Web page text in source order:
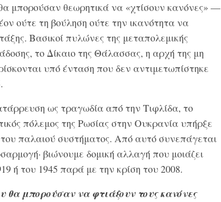
μπορούσαν θεωρητικά να «χτίσουν κανόνες» —
ούτε τη βούληση ούτε την ικανότητα να
Βασικοί πυλώνες της μεταπολεμικής
το Δίκαιο της Θάλασσας, η αρχή της μη
υπό ένταση που δεν αντιμετωπίστηκε
ως τραγωδία από την Τιφλίδα, το
πόλεμος της Ρωσίας στην Ουκρανία υπήρξε
παλαιού συστήματος. Από αυτό συνεπάγεται
βιώνουμε δομική αλλαγή που μοιάζει
ή του 1945 παρά με την κρίση του 2008.
θα μπορούσαν να φτιάξουν τους κανόνες